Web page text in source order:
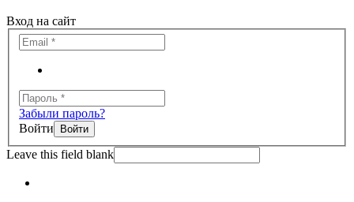
Вход на сайт
Забыли пароль?
Войти
Leave this field blank